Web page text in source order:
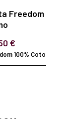
Freedom -
€
100% Cotone 130